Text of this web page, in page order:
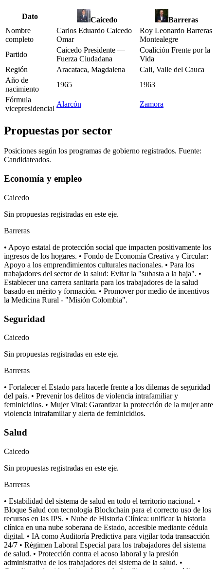
Dato Caicedo
Barreras
Nombre
completo
Carlos Eduardo Caicedo
Omar
Roy Leonardo Barreras
Montealegre
Partido
Caicedo Presidente —
Fuerza Ciudadana
Coalición Frente por la
Vida
Región
Aracataca, Magdalena
Cali, Valle del Cauca
Año de
nacimiento
1965
1963
Fórmula
vicepresidencial
Alarcón Zamora
Propuestas por sector
Posiciones según los programas de gobierno registrados. Fuente:
Candidateados.
Economía y empleo
Caicedo
Sin propuestas registradas en este eje.
Barreras
• Apoyo estatal de protección social que impacten positivamente los
ingresos de los hogares. • Fondo de Economía Creativa y Circular:
Apoyo a los emprendimientos culturales nacionales. • Para los
trabajadores del sector de la salud: Evitar la "subasta a la baja". •
Establecer una carrera sanitaria para los trabajadores de la salud
basado en mérito y formación. • Promover por medio de incentivos
la Medicina Rural - "Misión Colombia".
Seguridad
Caicedo
Sin propuestas registradas en este eje.
Barreras
• Fortalecer el Estado para hacerle frente a los dilemas de seguridad
del país. • Prevenir los delitos de violencia intrafamiliar y
feminicidios. • Mujer Vital: Garantizar la protección de la mujer ante
violencia intrafamiliar y alerta de feminicidios.
Salud
Caicedo
Sin propuestas registradas en este eje.
Barreras
• Estabilidad del sistema de salud en todo el territorio nacional. •
Bloque Salud con tecnología Blockchain para el correcto uso de los
recursos en las IPS. • Nube de Historia Clínica: unificar la historia
clínica en una nube soberana de Estado, accesible mediante cédula
digital. • IA como Auditoría Predictiva para vigilar toda transacción
24/7 • Régimen Laboral Especial para los trabajadores del sistema
de salud. • Protección contra el acoso laboral y la presión
administrativa de los trabajadores del sistema de la salud. •